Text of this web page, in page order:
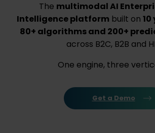
The multimodal AI
Intelligence platform built on 10
80+ algorithms and 200+
across B2C, B2B and
One engine, three
Get a Demo